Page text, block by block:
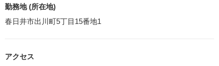
勤務地 (所在地)
春日井市出川町5丁目15番地1
アクセス